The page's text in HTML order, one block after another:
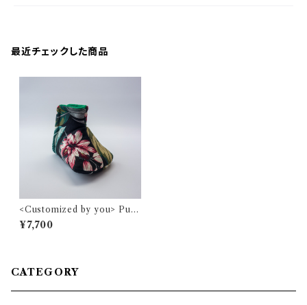
最近チェックした商品
<Customized by you> Putt
er cover "ALOHA" BOTAN
ICAL BLACK for ROSSIE/
¥7,700
CATEGORY